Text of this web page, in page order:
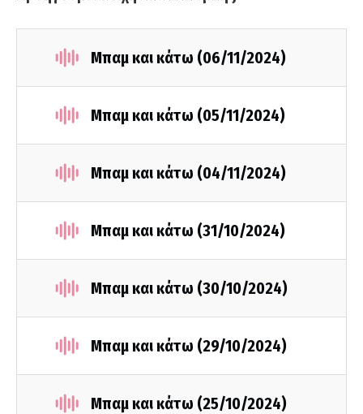
Μπαμ και κάτω (06/11/2024)
Μπαμ και κάτω (05/11/2024)
Μπαμ και κάτω (04/11/2024)
Μπαμ και κάτω (31/10/2024)
Μπαμ και κάτω (30/10/2024)
Μπαμ και κάτω (29/10/2024)
Μπαμ και κάτω (25/10/2024)